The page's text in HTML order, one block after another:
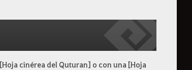
cinérea del Quturan] o con una [Hoja